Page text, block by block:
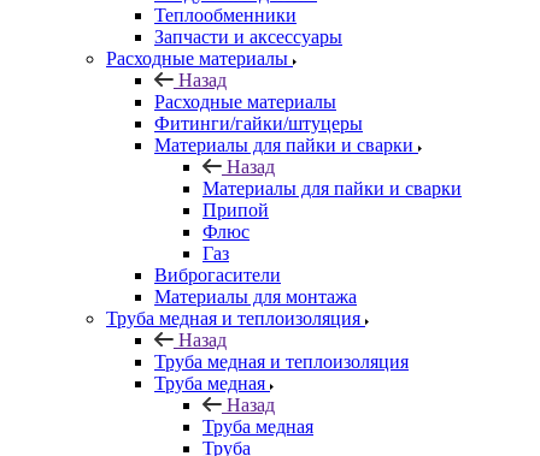
Теплообменники
Запчасти и аксессуары
Расходные материалы
Назад
Расходные материалы
Фитинги/гайки/штуцеры
Материалы для пайки и сварки
Назад
Материалы для пайки и сварки
Припой
Флюс
Газ
Виброгасители
Материалы для монтажа
Труба медная и теплоизоляция
Назад
Труба медная и теплоизоляция
Труба медная
Назад
Труба медная
Труба